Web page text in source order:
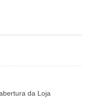
da Loja